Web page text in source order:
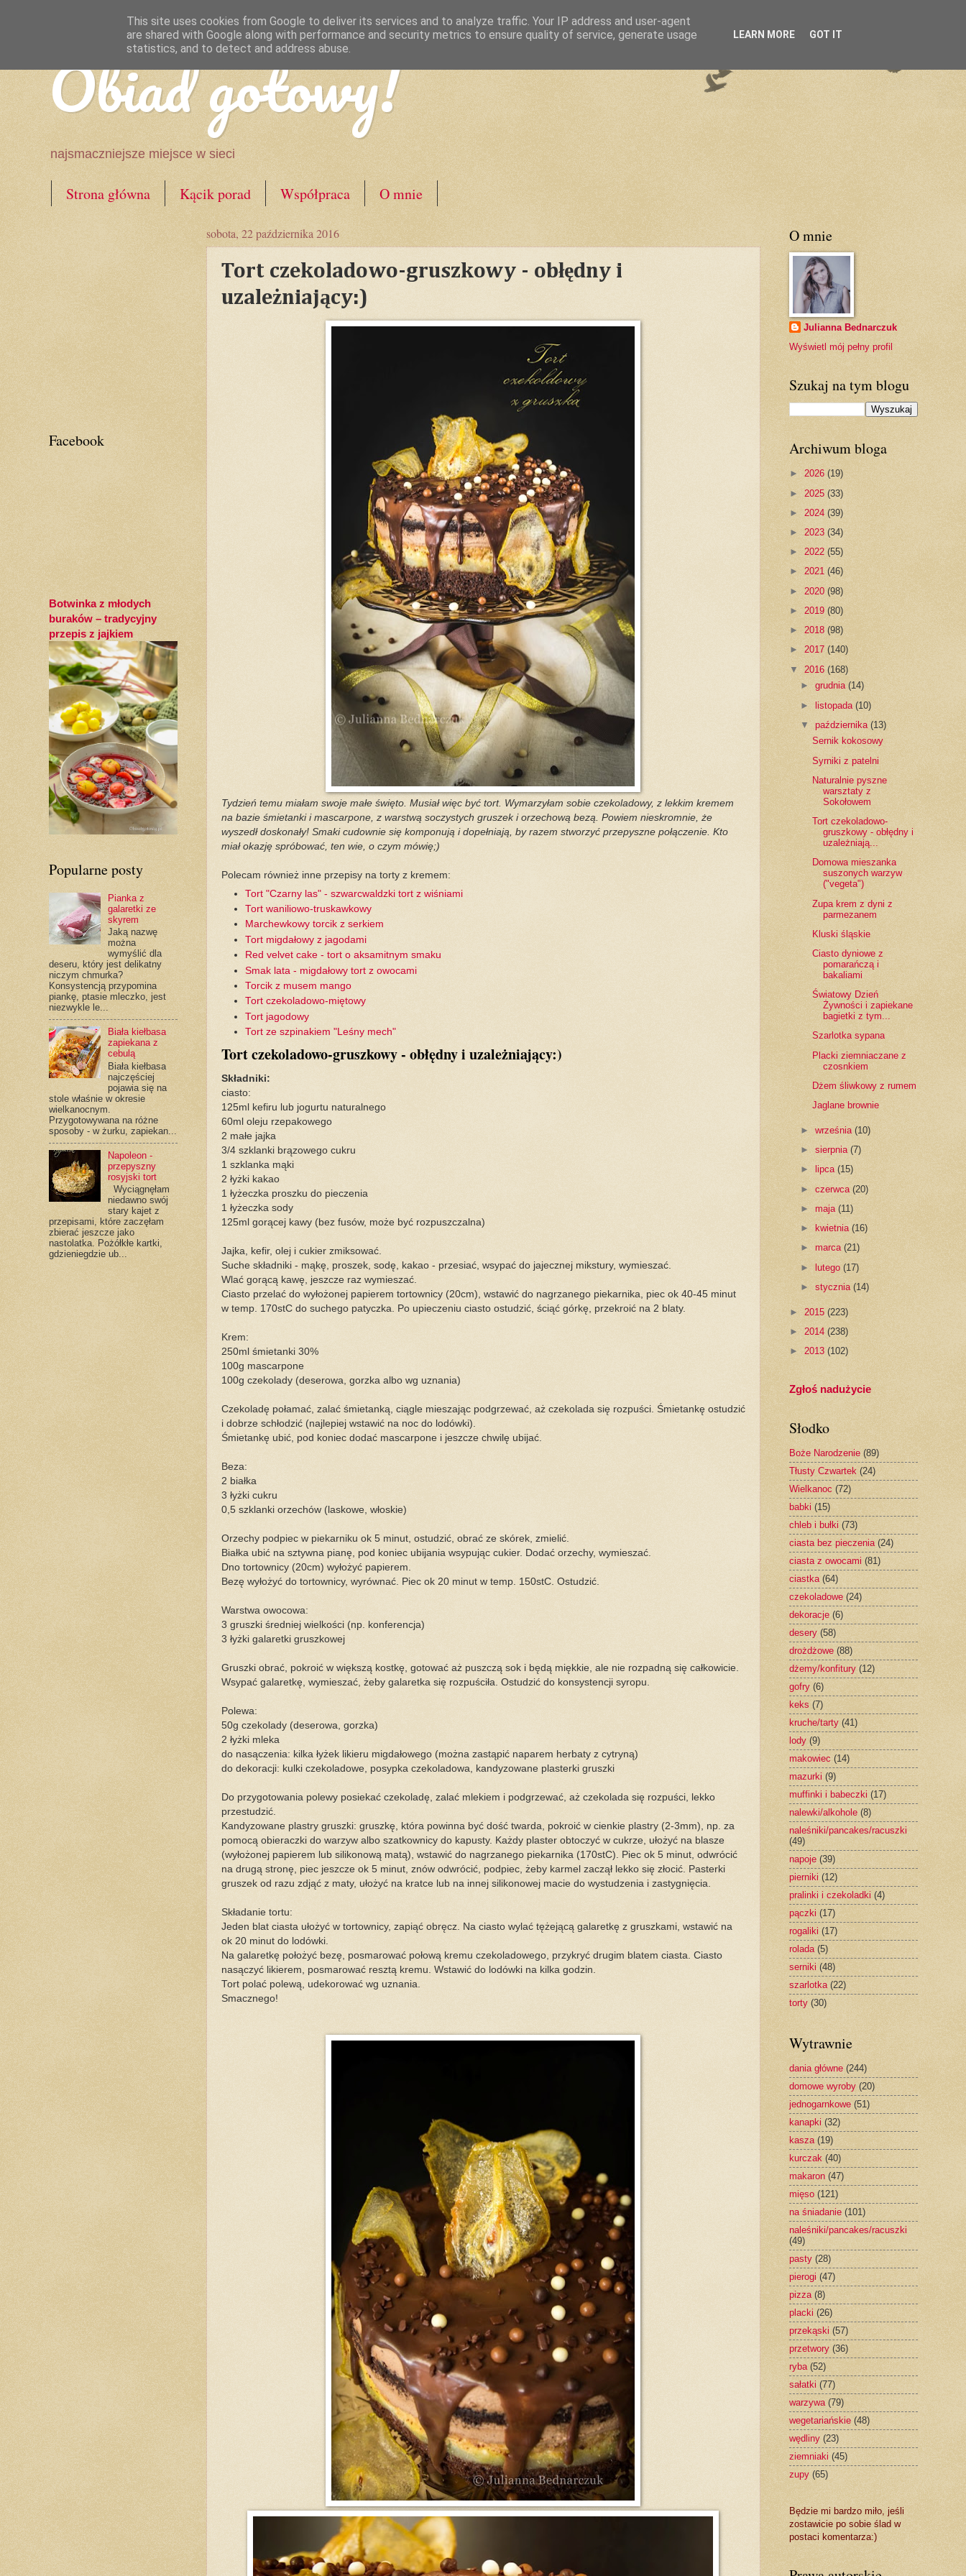
Obiad gotowy!
najsmaczniejsze miejsce w sieci
Strona główna Kącik porad Współpraca O mnie
sobota, 22 października 2016
Tort czekoladowo-gruszkowy - obłędny i
uzależniający:)
Tydzień temu miałam swoje małe święto. Musiał więc być tort. Wymarzyłam sobie czekoladowy, z lekkim kremem
na bazie śmietanki i mascarpone, z warstwą soczystych gruszek i orzechową bezą. Powiem nieskromnie, że
wyszedł doskonały! Smaki cudownie się komponują i dopełniają, by razem stworzyć przepyszne połączenie. Kto
miał okazję spróbować, ten wie, o czym mówię;)
Polecam również inne przepisy na torty z kremem:
Tort "Czarny las" - szwarcwaldzki tort z wiśniami
Tort waniliowo-truskawkowy
Marchewkowy torcik z serkiem
Tort migdałowy z jagodami
Red velvet cake - tort o aksamitnym smaku
Smak lata - migdałowy tort z owocami
Torcik z musem mango
Tort czekoladowo-miętowy
Tort jagodowy
Tort ze szpinakiem "Leśny mech"
Tort czekoladowo-gruszkowy - obłędny i uzależniający:)
Składniki:
ciasto:
125ml kefiru lub jogurtu naturalnego
60ml oleju rzepakowego
2 małe jajka
3/4 szklanki brązowego cukru
1 szklanka mąki
2 łyżki kakao
1 łyżeczka proszku do pieczenia
1 łyżeczka sody
125ml gorącej kawy (bez fusów, może być rozpuszczalna)
Jajka, kefir, olej i cukier zmiksować.
Suche składniki - mąkę, proszek, sodę, kakao - przesiać, wsypać do jajecznej mikstury, wymieszać.
Wlać gorącą kawę, jeszcze raz wymieszać.
Ciasto przelać do wyłożonej papierem tortownicy (20cm), wstawić do nagrzanego piekarnika, piec ok 40-45 minut
w temp. 170stC do suchego patyczka. Po upieczeniu ciasto ostudzić, ściąć górkę, przekroić na 2 blaty.
Krem:
250ml śmietanki 30%
100g mascarpone
100g czekolady (deserowa, gorzka albo wg uznania)
Czekoladę połamać, zalać śmietanką, ciągle mieszając podgrzewać, aż czekolada się rozpuści. Śmietankę ostudzić
i dobrze schłodzić (najlepiej wstawić na noc do lodówki).
Śmietankę ubić, pod koniec dodać mascarpone i jeszcze chwilę ubijać.
Beza:
2 białka
3 łyżki cukru
0,5 szklanki orzechów (laskowe, włoskie)
Orzechy podpiec w piekarniku ok 5 minut, ostudzić, obrać ze skórek, zmielić.
Białka ubić na sztywna pianę, pod koniec ubijania wsypując cukier. Dodać orzechy, wymieszać.
Dno tortownicy (20cm) wyłożyć papierem.
Bezę wyłożyć do tortownicy, wyrównać. Piec ok 20 minut w temp. 150stC. Ostudzić.
Warstwa owocowa:
3 gruszki średniej wielkości (np. konferencja)
3 łyżki galaretki gruszkowej
Gruszki obrać, pokroić w większą kostkę, gotować aż puszczą sok i będą miękkie, ale nie rozpadną się całkowicie.
Wsypać galaretkę, wymieszać, żeby galaretka się rozpuściła. Ostudzić do konsystencji syropu.
Polewa:
50g czekolady (deserowa, gorzka)
2 łyżki mleka
do nasączenia: kilka łyżek likieru migdałowego (można zastąpić naparem herbaty z cytryną)
do dekoracji: kulki czekoladowe, posypka czekoladowa, kandyzowane plasterki gruszki
Do przygotowania polewy posiekać czekoladę, zalać mlekiem i podgrzewać, aż czekolada się rozpuści, lekko
przestudzić.
Kandyzowane plastry gruszki: gruszkę, która powinna być dość twarda, pokroić w cienkie plastry (2-3mm), np. za
pomocą obieraczki do warzyw albo szatkownicy do kapusty. Każdy plaster obtoczyć w cukrze, ułożyć na blasze
(wyłożonej papierem lub silikonową matą), wstawić do nagrzanego piekarnika (170stC). Piec ok 5 minut, odwrócić
na drugą stronę, piec jeszcze ok 5 minut, znów odwrócić, podpiec, żeby karmel zaczął lekko się złocić. Pasterki
gruszek od razu zdjąć z maty, ułożyć na kratce lub na innej silikonowej macie do wystudzenia i zastygnięcia.
Składanie tortu:
Jeden blat ciasta ułożyć w tortownicy, zapiąć obręcz. Na ciasto wylać tężejącą galaretkę z gruszkami, wstawić na
ok 20 minut do lodówki.
Na galaretkę położyć bezę, posmarować połową kremu czekoladowego, przykryć drugim blatem ciasta. Ciasto
nasączyć likierem, posmarować resztą kremu. Wstawić do lodówki na kilka godzin.
Tort polać polewą, udekorować wg uznania.
Smacznego!
Facebook
Botwinka z młodych
buraków – tradycyjny
przepis z jajkiem
Popularne posty
Pianka z
galaretki ze
skyrem
Jaką nazwę
można
wymyślić dla
deseru, który jest delikatny
niczym chmurka?
Konsystencją przypomina
piankę, ptasie mleczko, jest
niezwykle le...
Biała kiełbasa
zapiekana z
cebulą
Biała kiełbasa
najczęściej
pojawia się na
stole właśnie w okresie
wielkanocnym.
Przygotowywana na różne
sposoby - w żurku, zapiekan...
Napoleon -
przepyszny
rosyjski tort
Wyciągnęłam
niedawno swój
stary kajet z
przepisami, które zaczęłam
zbierać jeszcze jako
nastolatka. Pożółkłe kartki,
gdzieniegdzie ub...
O mnie
Julianna Bednarczuk
Wyświetl mój pełny profil
Szukaj na tym blogu
Archiwum bloga
► 2026 (19)
► 2025 (33)
► 2024 (39)
► 2023 (34)
► 2022 (55)
► 2021 (46)
► 2020 (98)
► 2019 (80)
► 2018 (98)
► 2017 (140)
▼ 2016 (168)
► grudnia (14)
► listopada (10)
▼ października (13)
Sernik kokosowy
Syrniki z patelni
Naturalnie pyszne
warsztaty z
Sokołowem
Tort czekoladowo-
gruszkowy - obłędny i
uzależniają...
Domowa mieszanka
suszonych warzyw
("vegeta")
Zupa krem z dyni z
parmezanem
Kluski śląskie
Ciasto dyniowe z
pomarańczą i
bakaliami
Światowy Dzień
Żywności i zapiekane
bagietki z tym...
Szarlotka sypana
Placki ziemniaczane z
czosnkiem
Dżem śliwkowy z rumem
Jaglane brownie
► września (10)
► sierpnia (7)
►
lipca (15)
► czerwca (20)
► maja (11)
►
kwietnia (16)
► marca (21)
► lutego (17)
► stycznia (14)
► 2015 (223)
► 2014 (238)
► 2013 (102)
Zgłoś nadużycie
Słodko
Boże Narodzenie (89)
Tłusty Czwartek (24)
Wielkanoc (72)
babki (15)
chleb i bułki (73)
ciasta bez pieczenia (24)
ciasta z owocami (81)
ciastka (64)
czekoladowe (24)
dekoracje (6)
desery (58)
drożdżowe (88)
dżemy/konfitury (12)
gofry (6)
keks (7)
kruche/tarty (41)
lody (9)
makowiec (14)
mazurki (9)
muffinki i babeczki (17)
nalewki/alkohole (8)
naleśniki/pancakes/racuszki
(49)
napoje (39)
pierniki (12)
pralinki i czekoladki (4)
pączki (17)
rogaliki (17)
rolada (5)
serniki (48)
szarlotka (22)
torty (30)
Wytrawnie
dania główne (244)
domowe wyroby (20)
jednogarnkowe (51)
kanapki (32)
kasza (19)
kurczak (40)
makaron (47)
mięso (121)
na śniadanie (101)
naleśniki/pancakes/racuszki
(49)
pasty (28)
pierogi (47)
pizza (8)
placki (26)
przekąski (57)
przetwory (36)
ryba (52)
sałatki (77)
warzywa (79)
wegetariańskie (48)
wędliny (23)
ziemniaki (45)
zupy (65)
Będzie mi bardzo miło, jeśli
zostawicie po sobie ślad w
postaci komentarza:)
This site uses cookies from Google to deliver its services and to analyze traffic. Your IP address and user-agent
are shared with Google along with performance and security metrics to ensure quality of service, generate usage
statistics, and to detect and address abuse.
LEARN MORE GOT IT